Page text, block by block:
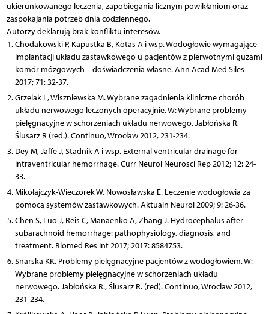
ukierunkowanego leczenia, zapobiegania licznym powikłaniom oraz
zaspokajania potrzeb dnia codziennego.
Autorzy deklarują brak konfliktu interesów.
Chodakowski P, Kapustka B, Kotas A i wsp. Wodogłowie wymagające
implantacji układu zastawkowego u pacjentów z pierwotnymi guzami
komór mózgowych – doświadczenia własne. Ann Acad Med Siles
2017; 71: 32-37.
Grzelak L, Wiszniewska M. Wybrane zagadnienia kliniczne chorób
układu nerwowego leczonych operacyjnie. W: Wybrane problemy
pielęgnacyjne w schorzeniach układu nerwowego. Jabłońska R,
Ślusarz R (red.). Continuo, Wrocław 2012, 231-234.
Dey M, Jaffe J, Stadnik A i wsp. External ventricular drainage for
intraventricular hemorrhage. Curr Neurol Neurosci Rep 2012; 12: 24-
33.
Mikołajczyk-Wieczorek W, Nowosławska E. Leczenie wodogłowia za
pomocą systemów zastawkowych. Aktualn Neurol 2009; 9: 26-36.
Chen S, Luo J, Reis C, Manaenko A, Zhang J. Hydrocephalus after
subarachnoid hemorrhage: pathophysiology, diagnosis, and
treatment. Biomed Res Int 2017; 2017: 8584753.
Snarska KK. Problemy pielęgnacyjne pacjentów z wodogłowiem. W:
Wybrane problemy pielęgnacyjne w schorzeniach układu
nerwowego. Jabłońska R., Ślusarz R. (red). Continuo, Wrocław 2012,
231-234.